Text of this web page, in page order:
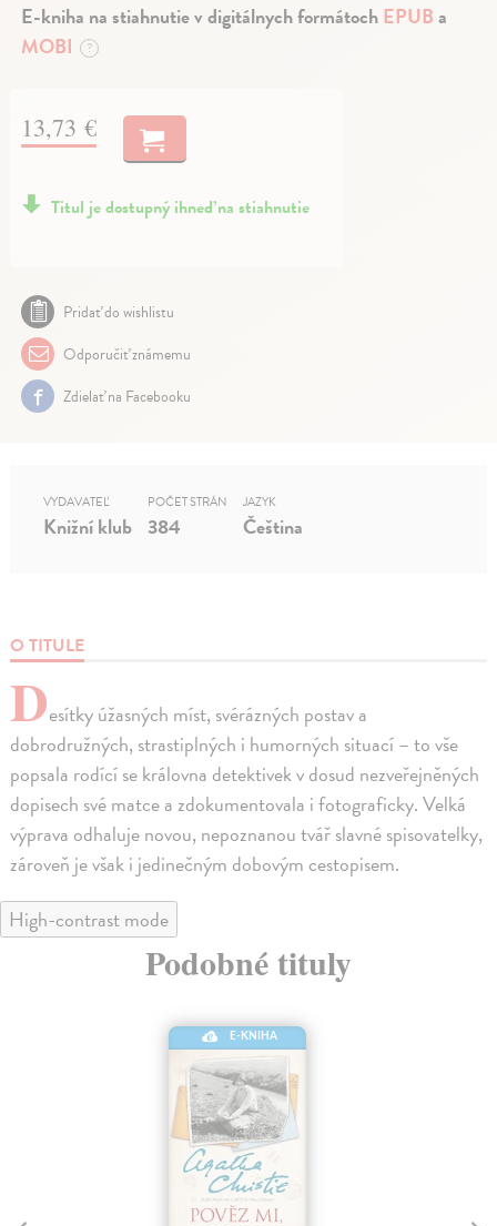
E-kniha na stiahnutie v digitálnych formátochEPUBa
MOBI
?
13,73 €
Titul je dostupný ihneď na stiahnutie
Pridať do wishlistu
Odporučiť známemu
Zdielať na Facebooku
O TITULE
Desítky úžasných míst, svérázných postav a
dobrodružných, strastiplných i humorných situací – to vše
popsala rodící se královna detektivek v dosud nezveřejněných
dopisech své matce a zdokumentovala i fotograficky. Velká
výprava odhaluje novou, nepoznanou tvář slavné spisovatelky,
zároveň je však i jedinečným dobovým cestopisem.
VYDAVATEĽ
Knižní klub
POČET STRÁN
384
JAZYK
Čeština
High-contrast mode
Podobné tituly
E-KNIHA